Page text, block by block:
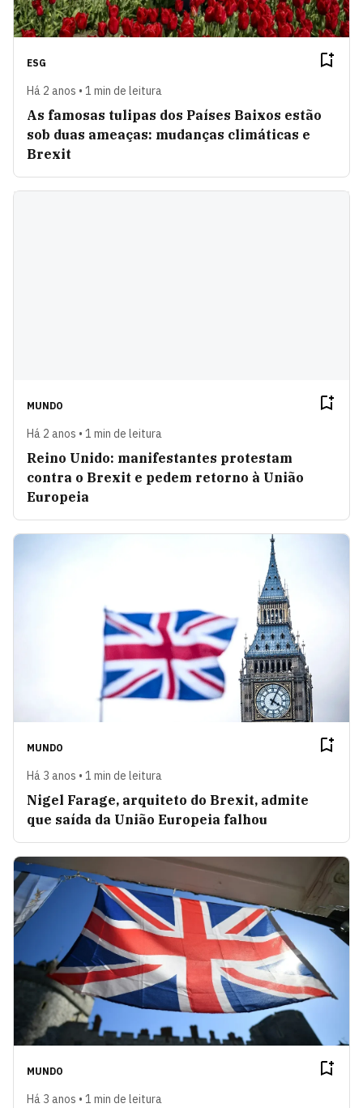
ESG
Há 2 anos • 1 min de leitura
As famosas tulipas dos Países Baixos estão
sob duas ameaças: mudanças climáticas e
Brexit
MUNDO
Há 2 anos • 1 min de leitura
Reino Unido: manifestantes protestam
contra o Brexit e pedem retorno à União
Europeia
MUNDO
Há 3 anos • 1 min de leitura
Nigel Farage, arquiteto do Brexit, admite
que saída da União Europeia falhou
MUNDO
Há 3 anos • 1 min de leitura